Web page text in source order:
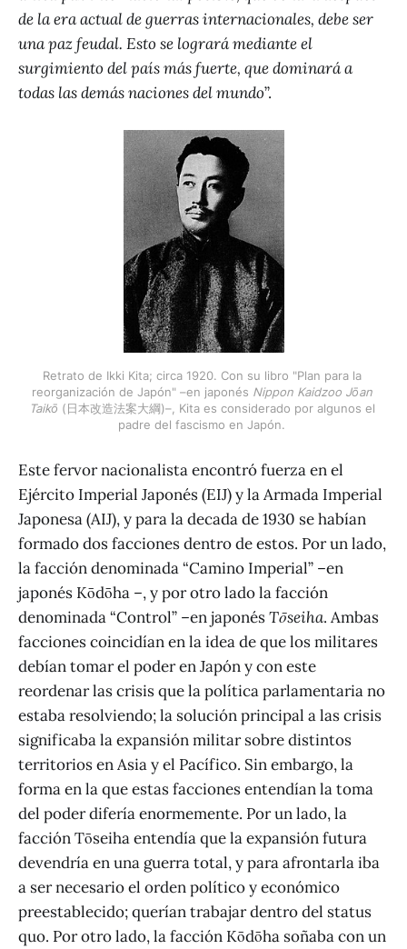
de la era actual de guerras internacionales, debe ser
una paz feudal. Esto se logrará mediante el
surgimiento del país más fuerte, que dominará a
todas las demás naciones del mundo”.
Retrato de Ikki Kita; circa 1920. Con su libro "Plan para la
reorganización de Japón" –en japonés Nippon Kaidzoo Jōan
Taikō (日本改造法案大綱)–, Kita es considerado por algunos el
padre del fascismo en Japón.
Este fervor nacionalista encontró fuerza en el
Ejército Imperial Japonés (EIJ) y la Armada Imperial
Japonesa (AIJ), y para la decada de 1930 se habían
formado dos facciones dentro de estos. Por un lado,
la facción denominada “Camino Imperial” –en
japonés Kōdōha –, y por otro lado la facción
denominada “Control” –en japonésTōseiha. Ambas
facciones coincidían en la idea de que los militares
debían tomar el poder en Japón y con este
reordenar las crisis que la política parlamentaria no
estaba resolviendo; la solución principal a las crisis
significaba la expansión militar sobre distintos
territorios en Asia y el Pacífico. Sin embargo, la
forma en la que estas facciones entendían la toma
del poder difería enormemente. Por un lado, la
facción Tōseiha entendía que la expansión futura
devendría en una guerra total, y para afrontarla iba
a ser necesario el orden político y económico
preestablecido; querían trabajar dentro del status
quo. Por otro lado, la facción Kōdōha soñaba con un